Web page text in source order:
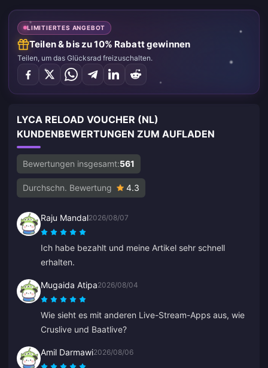
LIMITIERTES ANGEBOT
Teilen & bis zu 10% Rabatt gewinnen
Teilen, um das Glücksrad freizuschalten.
LYCA RELOAD VOUCHER (NL)
KUNDENBEWERTUNGEN ZUM AUFLADEN
Bewertungen insgesamt:561
Durchschn. Bewertung 4.3
Raju Mandal2026/08/07
Ich habe bezahlt und meine Artikel sehr schnell
erhalten.
Mugaida Atipa2026/08/04
Wie sieht es mit anderen Live-Stream-Apps aus, wie
Cruslive und Baatlive?
Amil Darmawi2026/08/06